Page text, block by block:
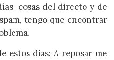
cosas del directo y de
tengo que encontrar
estos días: A reposar me